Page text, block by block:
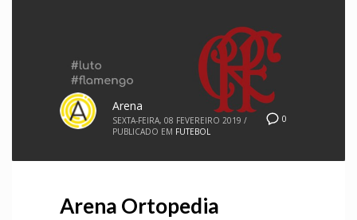
0
Arena
SEXTA-FEIRA, 08 FEVEREIRO 2019 /
PUBLICADO EM FUTEBOL
Arena Ortopedia